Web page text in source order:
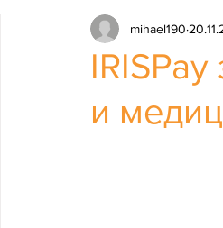
и
mihael190